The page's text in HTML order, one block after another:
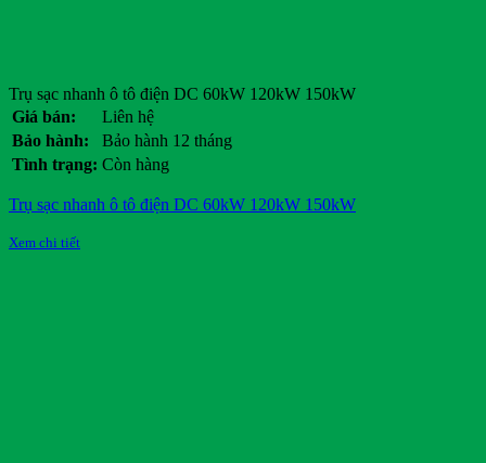
Trụ sạc nhanh ô tô điện DC 60kW 120kW 150kW
Giá bán:
Liên hệ
Bảo hành:
Bảo hành 12 tháng
Tình trạng: Còn hàng
Trụ sạc nhanh ô tô điện DC 60kW 120kW 150kW
Xem chi tiết